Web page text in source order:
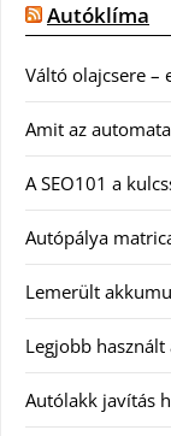
Autóklíma
Váltó olajcsere –
Amit az
A SEO101 a
Autópálya
Lemerült
Legjobb
Autólakk javítás